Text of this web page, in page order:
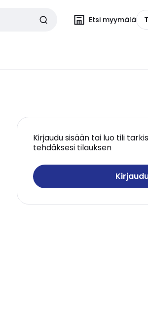
Etsi myymälä
Kirjaudu sisään tai luo tili
tehdäksesi tilauksen